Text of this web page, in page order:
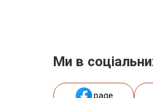
Ми в
page